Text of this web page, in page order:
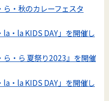
・秋のカレーフェスタ
・la KIDS DAY」を開催し
・ら 夏祭り2023』を開催
・la KIDS DAY」を開催し